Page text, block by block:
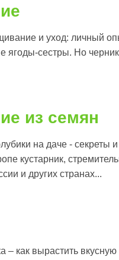
и уход: личный
ягоды-сестры. Но
из семян
на даче - секреты
кустарник,
и других странах...
– как вырастить